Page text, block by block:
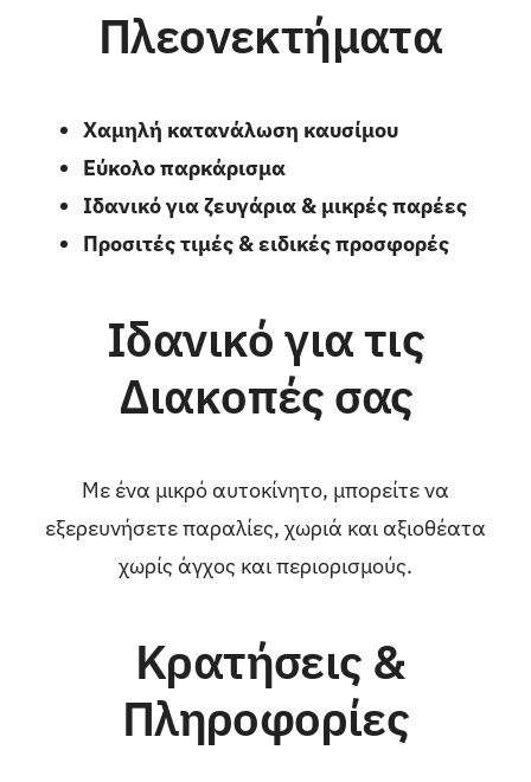
Πλεονεκτήματα
Χαμηλή κατανάλωση καυσίμου
Εύκολο παρκάρισμα
Ιδανικό για ζευγάρια & μικρές παρέες
Προσιτές τιμές & ειδικές προσφορές
Ιδανικό για τις
Διακοπές σας
Με ένα μικρό αυτοκίνητο, μπορείτε να
εξερευνήσετε παραλίες, χωριά και αξιοθέατα
χωρίς άγχος και περιορισμούς.
Κρατήσεις &
Πληροφορίες